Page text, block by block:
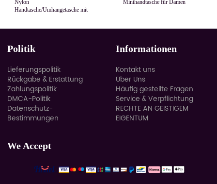
Nylon
Handtasche/Umhängetasche mit
Minihandtasche für Damen
Politik
Lieferungspolitik
Rückgabe & Erstattung
Zahlungspolitik
DMCA-Politik
Datenschutz-
Bestimmungen
Informationen
Kontakt uns
Über Uns
Häufig gestellte Fragen
Service & Verpflichtung
RECHTE AN GEISTIGEM
EIGENTUM
We Accept